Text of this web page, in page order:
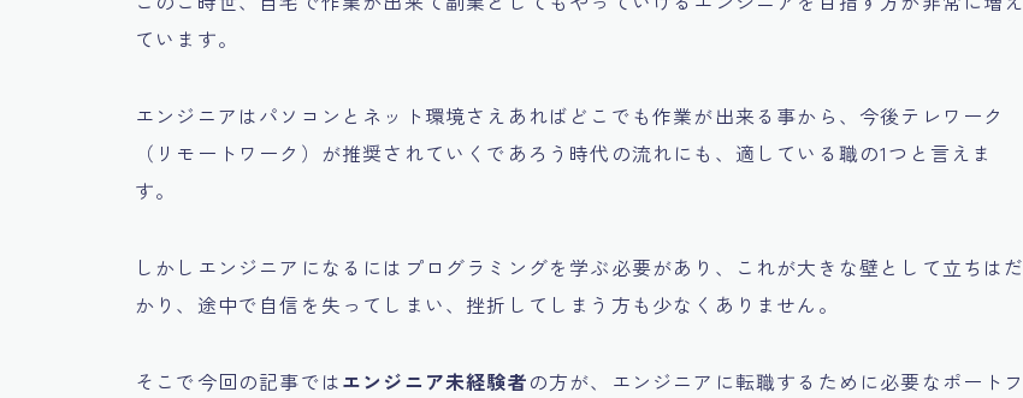
ています。
エンジニアはパソコンとネット環境さえあればどこでも作業が出来る事から、今後テレワーク
（リモートワーク）が推奨されていくであろう時代の流れにも、 適している職の1つと言えま
す。
しかしエンジニアになるにはプログラミングを学ぶ必要があり、これが大きな壁として立ちはだ
かり、 途中で自信を失ってしまい、挫折してしまう方も少なくありません。
そこで今回の記事ではエンジニア未経験者の方が、エンジニアに転職するために必要な ポートフ